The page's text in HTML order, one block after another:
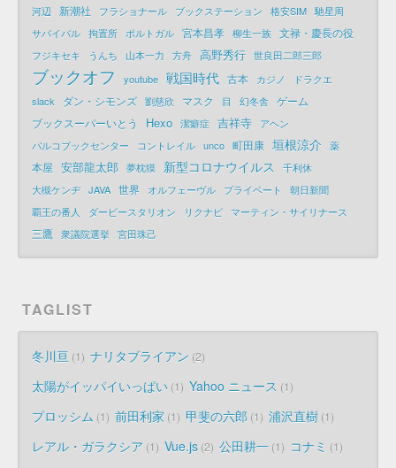
河辺 新潮社 フラショナール ブックステーション 格安SIM 馳星周
サバイバル 拘置所 ポルトガル 宮本昌孝 柳生一族 文禄・慶長の役
フジキセキ うんち 山本一力 方舟 高野秀行 世良田二郎三郎
ブックオフ youtube 戦国時代 古本 カジノ
ドラクエ
slack
ダン・シモンズ 劉慈欣 マスク 目 幻冬舎 ゲーム
ブックスーパーいとう
Hexo 潔癖症 吉祥寺
アヘン
パルコブックセンター
コントレイル unco 町田康 垣根涼介 薬
本屋 安部龍太郎 夢枕獏 新型コロナウイルス
千利休
大槻ケンヂ JAVA 世界 オルフェーヴル プライベート
朝日新聞
覇王の番人
ダービースタリオン リクナビ マーティン・サイリナース
三鷹 衆議院選挙 宮田珠己
TAGLIST
冬川亘 1 ナリタブライアン 2
太陽がイッパイいっぱい 1 Yahoo ニュース 1
プロッシム 1 前田利家 1 甲斐の六郎 1 浦沢直樹 1
レアル・ガラクシア 1 Vue.js 2 公田耕一 1 コナミ 1